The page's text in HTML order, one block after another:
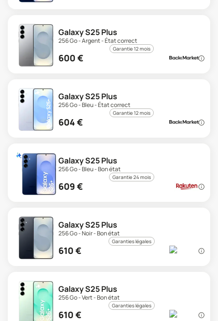
Galaxy S25 Plus
256 Go - Argent - État correct
Garantie 12 mois
600 €
Galaxy S25 Plus
256 Go - Bleu - État correct
Garantie 12 mois
604€
Galaxy S25 Plus
256 Go - Bleu - Bon état
Garantie 24 mois
609 €
Galaxy S25 Plus
256 Go - Noir - Bon état
Garanties légales
610 €
Galaxy S25 Plus
256 Go - Vert - Bon état
Garanties légales
610 €